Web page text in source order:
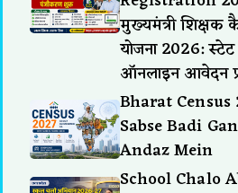
मुख्यमंत्री शिक्षक
योजना 2026:
ऑनलाइन आवेदन
Bharat Census
Sabse Badi
Andaz Mein
School Chalo